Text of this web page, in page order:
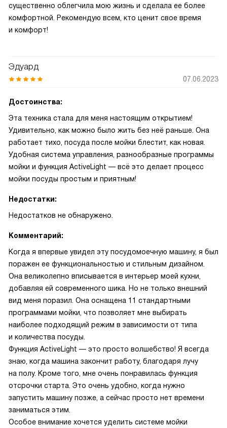
существенно облегчила мою жизнь и сделала ее более
комфортной. Рекомендую всем, кто ценит свое время
и комфорт!
Эдуард
07.06.2023
Достоинства:
Эта техника стала для меня настоящим открытием!
Удивительно, как можно было жить без неё раньше. Она
работает тихо, посуда после мойки блестит, как новая.
Удобная система управления, разнообразные программы
мойки и функция ActiveLight — всё это делает процесс
мойки посуды простым и приятным!
Недостатки:
Недостатков не обнаружено.
Комментарий:
Когда я впервые увидел эту посудомоечную машину, я был
поражен ее функциональностью и стильным дизайном.
Она великолепно вписывается в интерьер моей кухни,
добавляя ей современного шика. Но не только внешний
вид меня поразил. Она оснащена 11 стандартными
программами мойки, что позволяет мне выбирать
наиболее подходящий режим в зависимости от типа
и количества посуды.
Функция ActiveLight — это просто волшебство! Я всегда
знаю, когда машина закончит работу, благодаря лучу
на полу. Кроме того, мне очень понравилась функция
отсрочки старта. Это очень удобно, когда нужно
запустить машину позже, а сейчас просто нет времени
заниматься этим.
Особое внимание хочется уделить системе мойки